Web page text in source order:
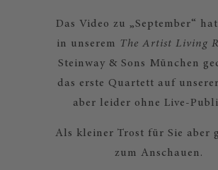
Das Video zu „September“
in unserem The Artist Living
Steinway & Sons München
das erste Quartett auf
aber leider ohne Live-
Als kleiner Trost für Sie aber
zum Anschauen.